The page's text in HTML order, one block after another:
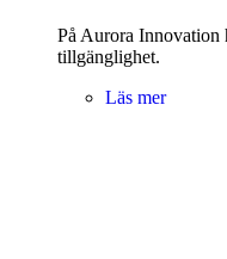
På Aurora Innovation
tillgänglighet.
Läs mer